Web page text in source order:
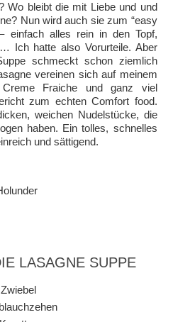
Wo bleibt die mit Liebe und und
Nun wird auch sie zum “easy
einfach alles rein in den Topf,
Ich hatte also Vorurteile. Aber
schmeckt schon ziemlich
vereinen sich auf meinem
Fraiche und ganz viel
zum echten Comfort food.
weichen Nudelstücke, die
haben. Ein tolles, schnelles
und sättigend.
LASAGNE SUPPE